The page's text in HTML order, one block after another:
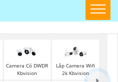
Camera Có DWDR
Kbvision
Lắp Camera Wifi
2k Kbvision